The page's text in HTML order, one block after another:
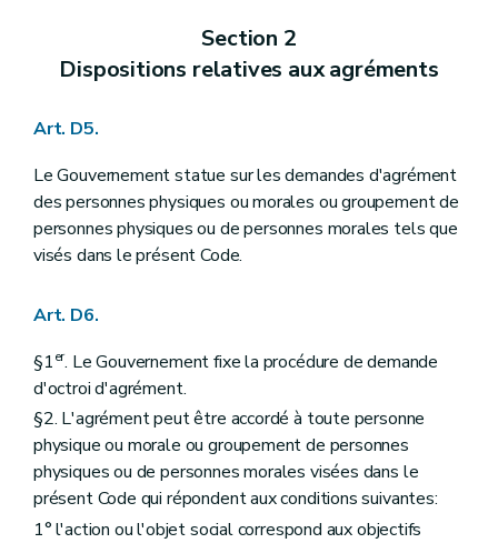
Section 3
Le contrôle et la recherche des infractions des dispositions du titre 4, chapitre 2
Chapitre II
Art. D395
Section 2 Les dispositions pénales
Art. D396
Art. D397
Art. D398
Section 4
Art. D401
Art. D402
Art. D403
Section 5 Les infractions relatives à la formation
Art. D404
Titre XIV Dispositions finales
Chapitre I
Dispositions diverses
Art. D405
Art. D406
Section 2
Dispositions relatives aux agréments
Art. D5.
Le Gouvernement statue sur les demandes d'agrément
des personnes physiques ou morales ou groupement de
personnes physiques ou de personnes morales tels que
visés dans le présent Code.
Art. D6.
§1er. Le Gouvernement fixe la procédure de demande
d'octroi d'agrément.
§2. L'agrément peut être accordé à toute personne
physique ou morale ou groupement de personnes
physiques ou de personnes morales visées dans le
présent Code qui répondent aux conditions suivantes:
1° l'action ou l'objet social correspond aux objectifs